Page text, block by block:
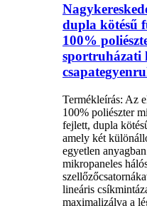
dupla kötésű
100%
sportruházati
Termékleírás: Az
100% poliészter
fejlett, dupla
amely két
egyetlen
mikropaneles
lineáris
maximalizálva a